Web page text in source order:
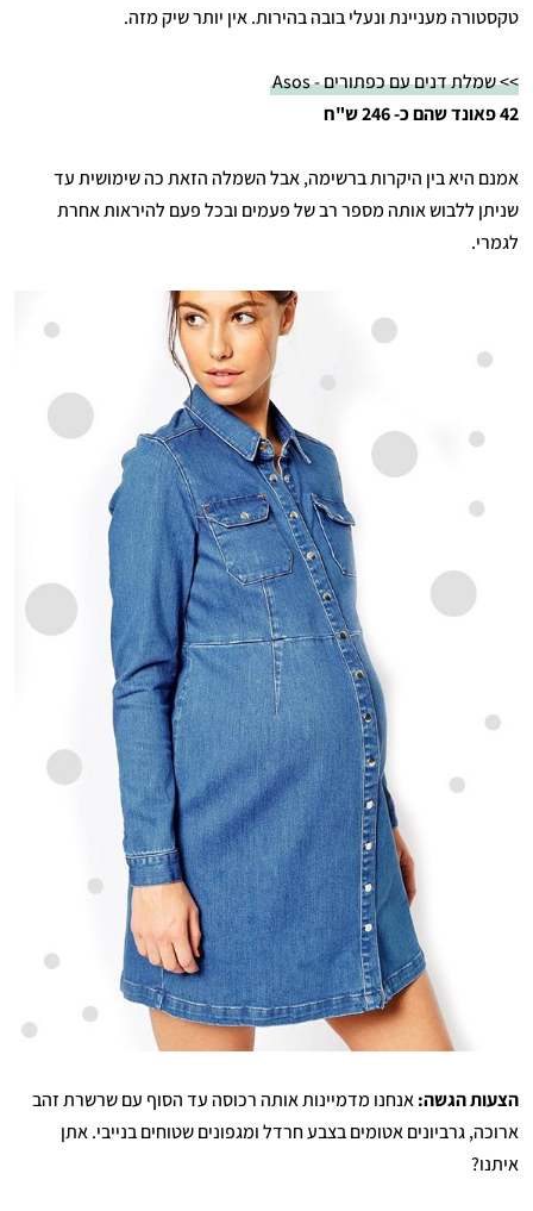
טקסטורה מעניינת ונעלי בובה בהירות. אין יותר שיק מזה.
>> שמלת דנים עם כפתורים - Asos
42 פאונד שהם כ- 246 ש"ח
אמנם היא בין היקרות ברשימה, אבל השמלה הזאת כה שימושית עד
שניתן ללבוש אותה מספר רב של פעמים ובכל פעם להיראות אחרת
לגמרי.
הצעות הגשה:אנחנו מדמיינות אותה רכוסה עד הסוף עם שרשרת זהב
ארוכה, גרביונים אטומים בצבע חרדל ומגפונים שטוחים בנייבי. אתן
איתנו?